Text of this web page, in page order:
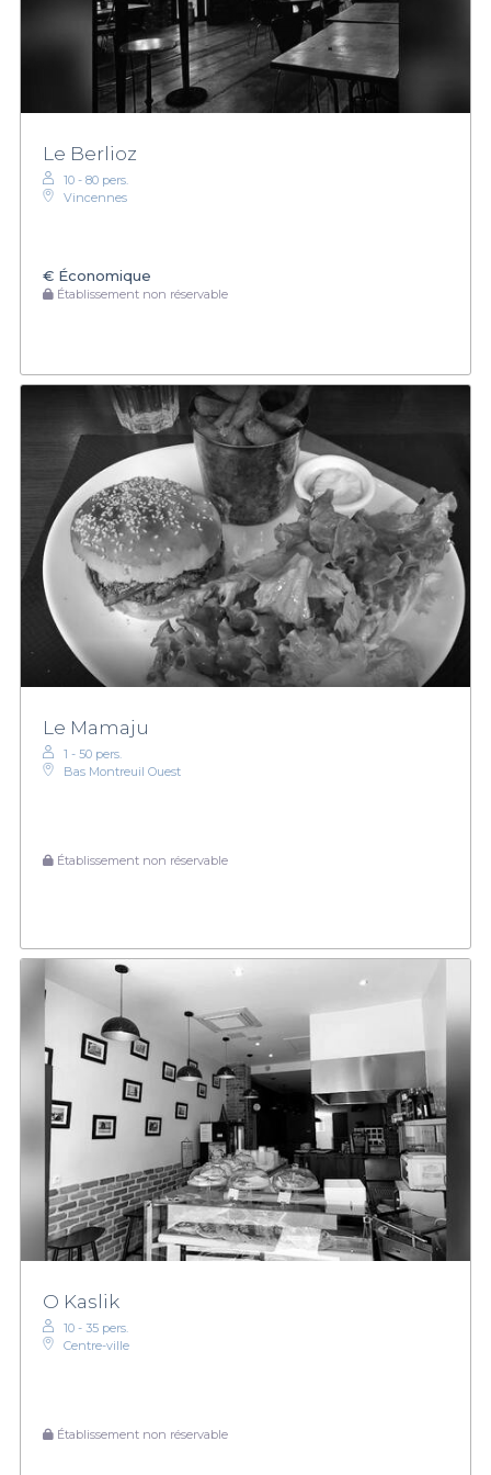
Le Berlioz
10 - 80 pers.
Vincennes
€ Économique
Établissement non réservable
Le Mamaju
1 - 50 pers.
Bas Montreuil Ouest
Établissement non réservable
O Kaslik
10 - 35 pers.
Centre-ville
Établissement non réservable